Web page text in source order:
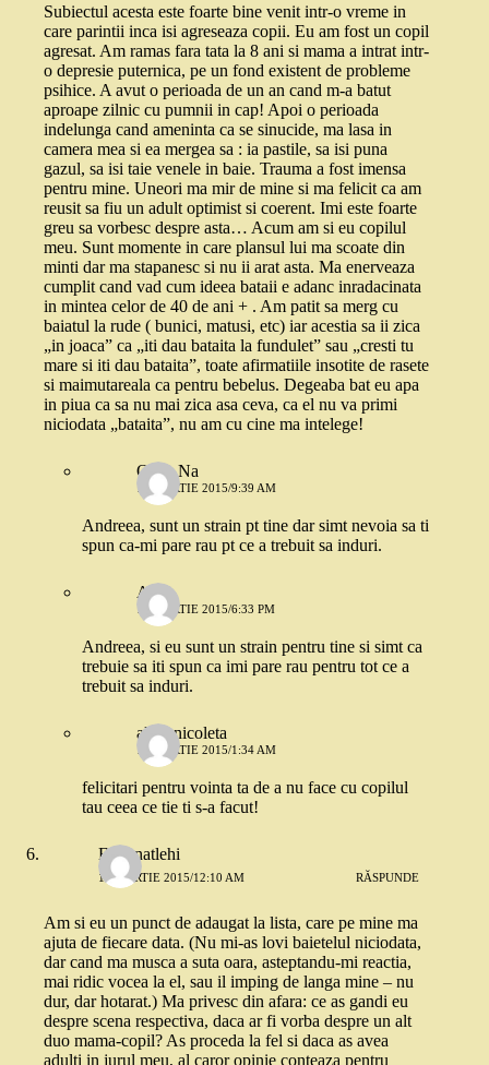
Subiectul acesta este foarte bine venit intr-o vreme in
care parintii inca isi agreseaza copii. Eu am fost un copil
agresat. Am ramas fara tata la 8 ani si mama a intrat intr-
o depresie puternica, pe un fond existent de probleme
psihice. A avut o perioada de un an cand m-a batut
aproape zilnic cu pumnii in cap! Apoi o perioada
indelunga cand ameninta ca se sinucide, ma lasa in
camera mea si ea mergea sa : ia pastile, sa isi puna
gazul, sa isi taie venele in baie. Trauma a fost imensa
pentru mine. Uneori ma mir de mine si ma felicit ca am
reusit sa fiu un adult optimist si coerent. Imi este foarte
greu sa vorbesc despre asta… Acum am si eu copilul
meu. Sunt momente in care plansul lui ma scoate din
minti dar ma stapanesc si nu ii arat asta. Ma enerveaza
cumplit cand vad cum ideea bataii e adanc inradacinata
in mintea celor de 40 de ani + . Am patit sa merg cu
baiatul la rude ( bunici, matusi, etc) iar acestia sa ii zica
„in joaca” ca „iti dau bataita la fundulet” sau „cresti tu
mare si iti dau bataita”, toate afirmatiile insotite de rasete
si maimutareala ca pentru bebelus. Degeaba bat eu apa
in piua ca sa nu mai zica asa ceva, ca el nu va primi
niciodata „bataita”, nu am cu cine ma intelege!
Oana Na
13 MARTIE 2015/9:39 AM
Andreea, sunt un strain pt tine dar simt nevoia sa ti
spun ca-mi pare rau pt ce a trebuit sa induri.
Ana
13 MARTIE 2015/6:33 PM
Andreea, si eu sunt un strain pentru tine si simt ca
trebuie sa iti spun ca imi pare rau pentru tot ce a
trebuit sa induri.
alina nicoleta
16 MARTIE 2015/1:34 AM
felicitari pentru vointa ta de a nu face cu copilul
tau ceea ce tie ti s-a facut!
Estsanatlehi
13 MARTIE 2015/12:10 AM RĂSPUNDE
Am si eu un punct de adaugat la lista, care pe mine ma
ajuta de fiecare data. (Nu mi-as lovi baietelul niciodata,
dar cand ma musca a suta oara, asteptandu-mi reactia,
mai ridic vocea la el, sau il imping de langa mine – nu
dur, dar hotarat.) Ma privesc din afara: ce as gandi eu
despre scena respectiva, daca ar fi vorba despre un alt
duo mama-copil? As proceda la fel si daca as avea
adulti in jurul meu, al caror opinie conteaza pentru